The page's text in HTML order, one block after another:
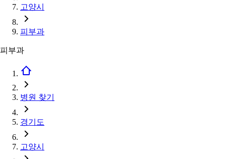
고양시
피부과
피부과
병원 찾기
경기도
고양시